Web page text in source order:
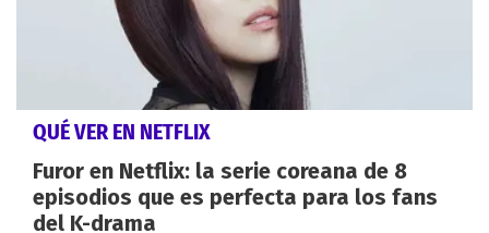
QUÉ VER EN NETFLIX
Furor en Netflix: la serie coreana de 8
episodios que es perfecta para los fans
del K-drama